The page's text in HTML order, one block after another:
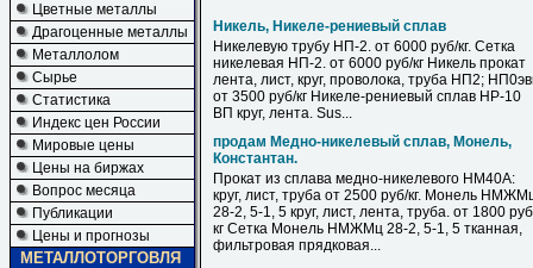
Цветные металлы
Драгоценные металлы
Металлолом
Сырье
Статистика
Индекс цен России
Мировые цены
Цены на биржах
Вопрос месяца
Публикации
Цены и прогнозы
МЕТАЛЛОТОРГОВЛЯ
Никель, Никеле-рениевый сплав
Никелевую трубу НП-2. от 6000 руб/кг. Сетка
никелевая НП-2. от 6000 руб/кг Никель прокат
лента, лист, круг, проволока, труба НП2;
от 3500 руб/кг Никеле-рениевый сплав НР-10
ВП круг, лента. Sus...
продам Медно-никелевый сплав, Монель,
Константан.
Прокат из сплава медно-никелевого НМ40А:
круг, лист, труба от 2500 руб/кг. Монель
28-2, 5-1, 5 круг, лист, лента, труба. от 1800
кг Сетка Монель НМЖМц 28-2, 5-1, 5 тканная,
фильтровая прядковая...